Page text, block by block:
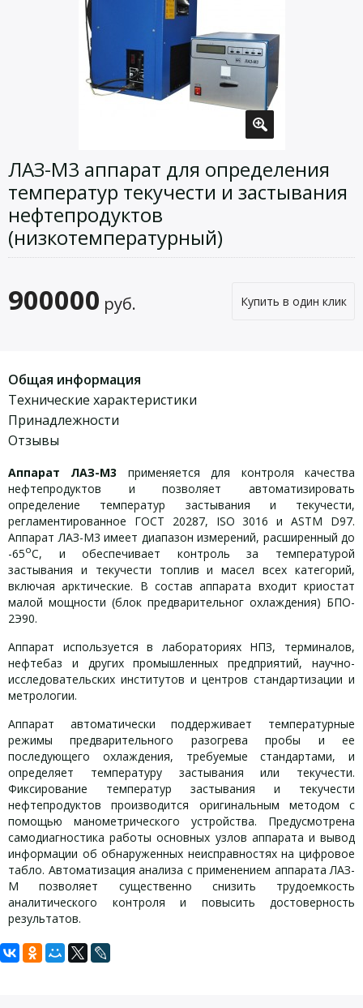
ЛАЗ-М3 аппарат для определения
температур текучести и застывания
нефтепродуктов
(низкотемпературный)
900000 руб. Купить в один клик
Общая информация
Технические характеристики
Принадлежности
Отзывы
Аппарат ЛАЗ-М3 применяется для контроля качества
нефтепродуктов и позволяет автоматизировать
определение температур застывания и текучести,
регламентированное ГОСТ 20287, ISO 3016 и ASTM D97.
Аппарат ЛАЗ-М3 имеет диапазон измерений, расширенный до
-65oС, и обеспечивает контроль за температурой
застывания и текучести топлив и масел всех категорий,
включая арктические. В состав аппарата входит криостат
малой мощности (блок предварительног охлаждения) БПО-
2Э90.
Аппарат используется в лабораториях НПЗ, терминалов,
нефтебаз и других промышленных предприятий, научно-
исследовательских институтов и центров стандартизации и
метрологии.
Аппарат автоматически поддерживает температурные
режимы предварительного разогрева пробы и ее
последующего охлаждения, требуемые стандартами, и
определяет температуру застывания или текучести.
Фиксирование температур застывания и текучести
нефтепродуктов производится оригинальным методом с
помощью манометрического устройства. Предусмотрена
самодиагностика работы основных узлов аппарата и вывод
информации об обнаруженных неисправностях на цифровое
табло. Автоматизация анализа с применением аппарата ЛАЗ-
М позволяет существенно снизить трудоемкость
аналитического контроля и повысить достоверность
результатов.
Технические характеристики:
ЛАЗ-М3 при желании заказчика комплектуется программой,
Задать вопрос